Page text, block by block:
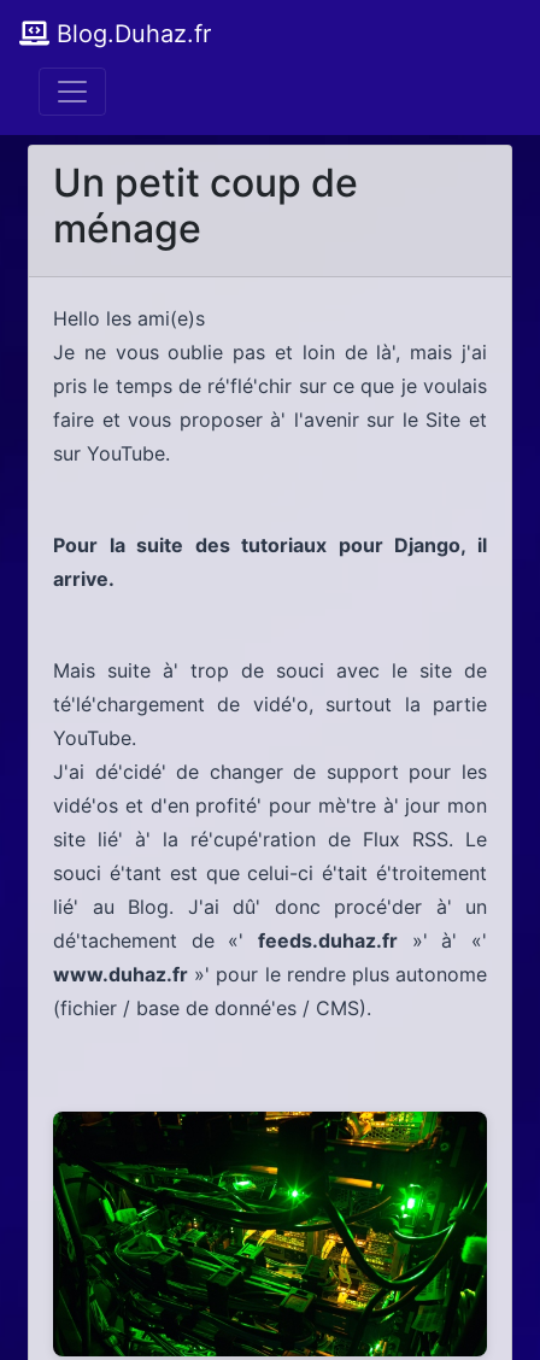
Blog.Duhaz.fr
Un petit coup de
ménage
Hello les ami(e)s
Je ne vous oublie pas et loin de là', mais j'ai
pris le temps de ré'flé'chir sur ce que je voulais
faire et vous proposer à' l'avenir sur le Site et
sur YouTube.
Pour la suite des tutoriaux pour Django, il
arrive.
Mais suite à' trop de souci avec le site de
té'lé'chargement de vidé'o, surtout la partie
YouTube.
J'ai dé'cidé' de changer de support pour les
vidé'os et d'en profité' pour mè'tre à' jour mon
site lié' à' la ré'cupé'ration de Flux RSS. Le
souci é'tant est que celui-ci é'tait é'troitement
lié' au Blog. J'ai dû' donc procé'der à' un
dé'tachement de «' feeds.duhaz.fr »' à' «'
www.duhaz.fr »' pour le rendre plus autonome
(fichier / base de donné'es / CMS).